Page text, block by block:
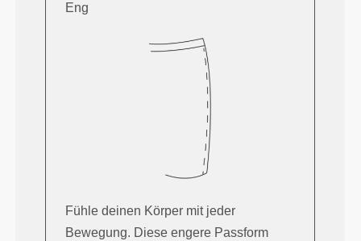
Eng
Fühle deinen Körper mit jeder
Bewegung. Diese engere Passform